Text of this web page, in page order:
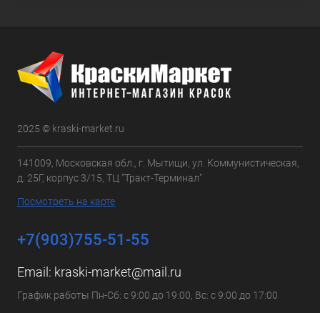
2025 © kraski-market.ru
141009, Московская обл., г. Мытищи, ул. Коммунистическая,
д. 25Г, корпус 3/15, ТЦ "Тракт-Терминал"
Посмотреть на карте
+7(903)755-51-55
Email: kraski-market@mail.ru
График работы Пн-Сб: с 9:00 до 19:00, Вс: с 9:00 до 17:00